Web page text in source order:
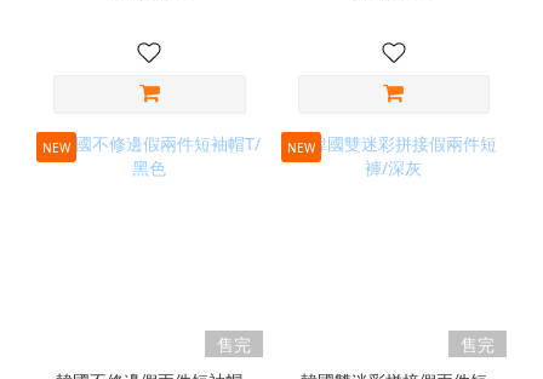
NEW
售完
NEW
售完